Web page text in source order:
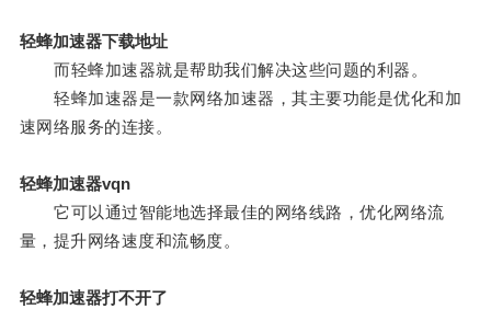
轻蜂加速器下载地址
而轻蜂加速器就是帮助我们解决这些问题的利器。
轻蜂加速器是一款网络加速器，其主要功能是优化和加
速网络服务的连接。
轻蜂加速器vqn
它可以通过智能地选择最佳的网络线路，优化网络流
量，提升网络速度和流畅度。
轻蜂加速器打不开了